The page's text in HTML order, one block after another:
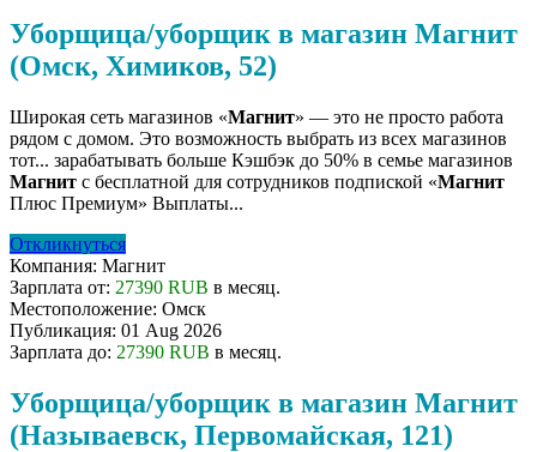
Уборщица/уборщик в магазин Магнит
(Омск, Химиков, 52)
Широкая сеть магазинов «Магнит» — это не просто работа
рядом с домом. Это возможность выбрать из всех магазинов
тот... зарабатывать больше Кэшбэк до 50% в семье магазинов
Магнит с бесплатной для сотрудников подпиской «Магнит
Плюс Премиум» Выплаты...
Откликнуться
Компания: Магнит
Зарплата от: 27390 RUB в месяц.
Местоположение: Омск
Публикация: 01 Aug 2026
Зарплата до: 27390 RUB в месяц.
Уборщица/уборщик в магазин Магнит
(Называевск, Первомайская, 121)